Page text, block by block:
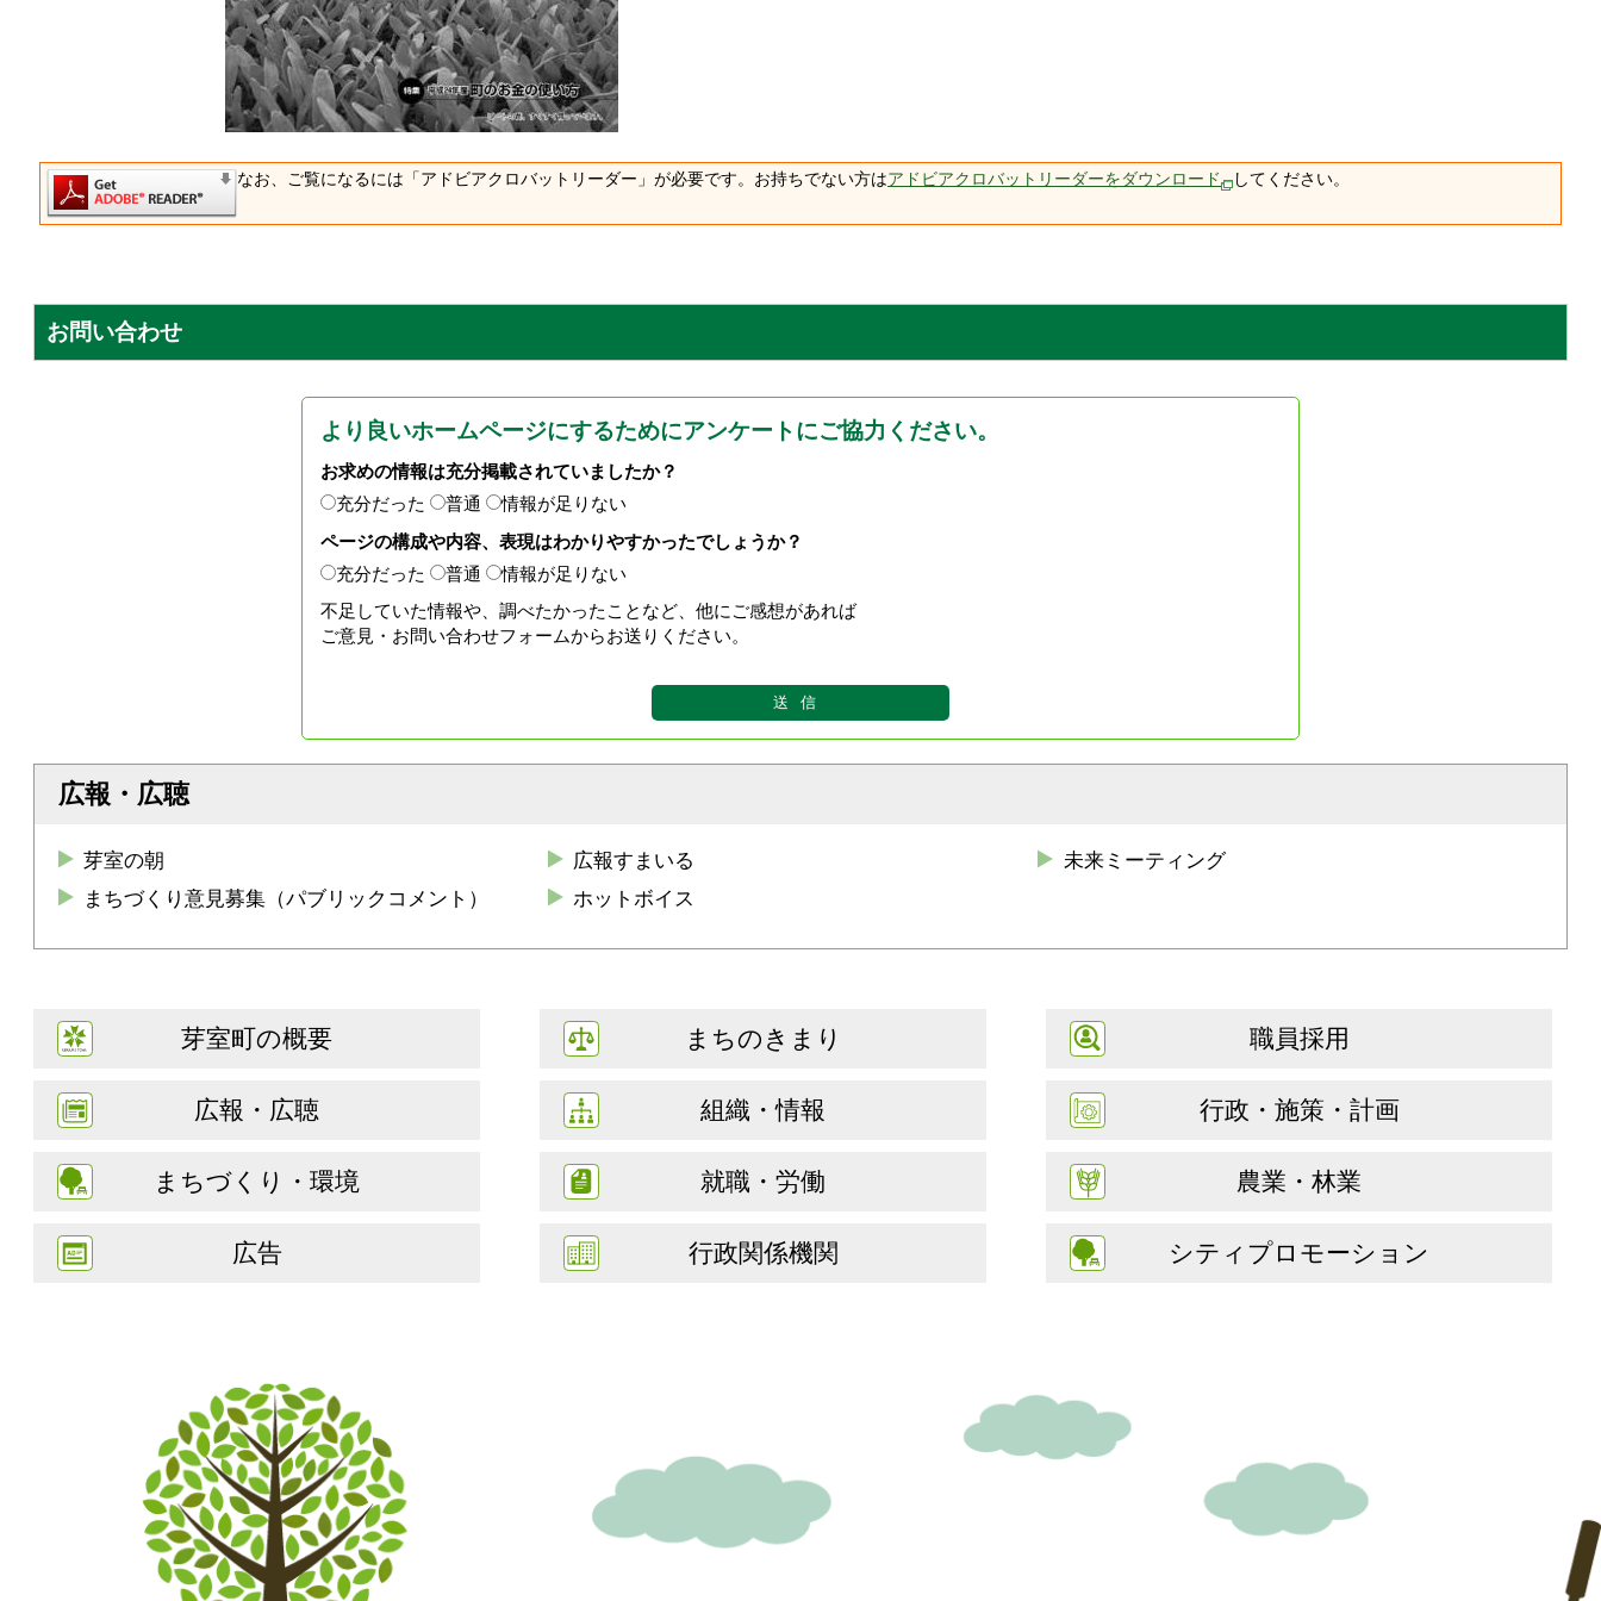
なお、ご覧になるには「アドビアクロバットリーダー」が必要です。お持ちでない方はアドビアクロバットリーダーをダウンロード してください。
お問い合わせ
より良いホームページにするためにアンケートにご協力ください。
お求めの情報は充分掲載されていましたか？
充分だった
普通
情報が足りない
ページの構成や内容、表現はわかりやすかったでしょうか？
充分だった
普通
情報が足りない
不足していた情報や、調べたかったことなど、他にご感想があれば
ご意見・お問い合わせフォームからお送りください。
広報・広聴
芽室の朝 広報すまいる
未来ミーティング
まちづくり意見募集（パブリックコメント）
ホットボイス
芽室町の概要 まちのきまり 職員採用
広報・広聴 組織・情報 行政・施策・計画
まちづくり・環境 就職・労働 農業・林業
広告 行政関係機関 シティプロモーション